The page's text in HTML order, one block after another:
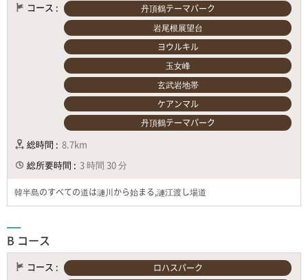
コース :
丹頂鶴テーマパーク
岩尾根展望台
ヨウルキル
玉女峰
玄武岩地帯
ケアンマル
丹頂鶴テーマパーク
総時間 : 8.7km
総所要時間 : 3 時間 30 分
韓半島のすべての道は漣川から始まる,漣江渡し場道
B コース
コース :
ロハスパーク